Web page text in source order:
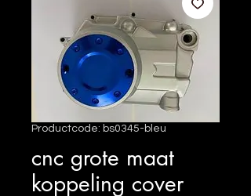
Productcode: bs0345-bleu
cnc grote maat
koppeling cover